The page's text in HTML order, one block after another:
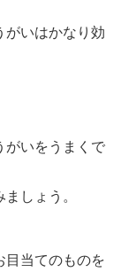
がいはかなり効
がいをうまくで
しょう。
目当てのものを